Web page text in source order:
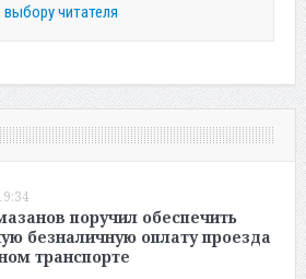
выбору читателя
поручил обеспечить
безналичную оплату проезда
транспорте